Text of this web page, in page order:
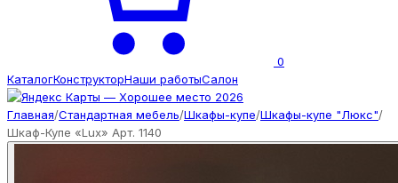
0
КаталогКонструкторНаши работыСалон
Главная/Стандартная мебель/Шкафы-купе/Шкафы-купе "Люкс"/
Шкаф-Купе «Lux» Арт. 1140